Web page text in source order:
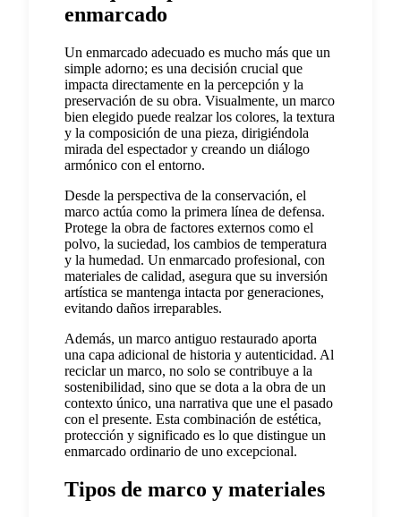
enmarcado
Un enmarcado adecuado es mucho más que un
simple adorno; es una decisión crucial que
impacta directamente en la percepción y la
preservación de su obra. Visualmente, un marco
bien elegido puede realzar los colores, la textura
y la composición de una pieza, dirigiéndola
mirada del espectador y creando un diálogo
armónico con el entorno.
Desde la perspectiva de la conservación, el
marco actúa como la primera línea de defensa.
Protege la obra de factores externos como el
polvo, la suciedad, los cambios de temperatura
y la humedad. Un enmarcado profesional, con
materiales de calidad, asegura que su inversión
artística se mantenga intacta por generaciones,
evitando daños irreparables.
Además, un marco antiguo restaurado aporta
una capa adicional de historia y autenticidad. Al
reciclar un marco, no solo se contribuye a la
sostenibilidad, sino que se dota a la obra de un
contexto único, una narrativa que une el pasado
con el presente. Esta combinación de estética,
protección y significado es lo que distingue un
enmarcado ordinario de uno excepcional.
Tipos de marco y materiales